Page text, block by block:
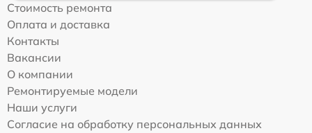
Стоимость ремонта
Оплата и доставка
Контакты
Вакансии
О компании
Ремонтируемые модели
Наши услуги
Согласие на обработку персональных данных